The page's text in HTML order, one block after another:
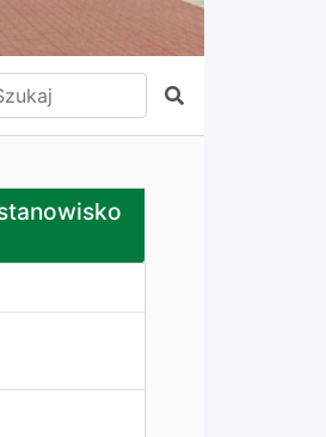
tekst do wyszukania
Szukaj
- 0,5 etat